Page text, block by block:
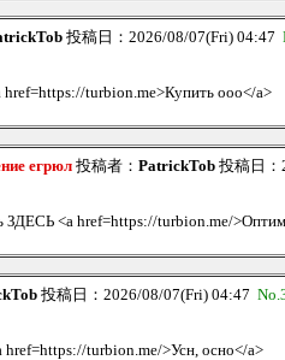
投稿日：2026/08/07(Fri) 04:47
href=https://turbion.me>Купить ооо</a>
егрюл 投稿者： PatrickTob 投稿日
ЗДЕСЬ <a href=https://turbion.me/
投稿日：2026/08/07(Fri) 04:47
href=https://turbion.me/>Усн, осно</a>